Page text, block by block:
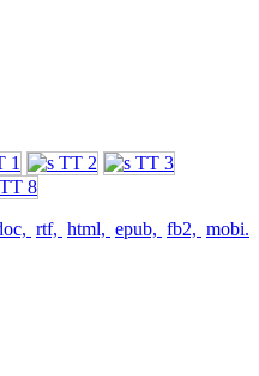
rtf, html, epub, fb2, mobi.